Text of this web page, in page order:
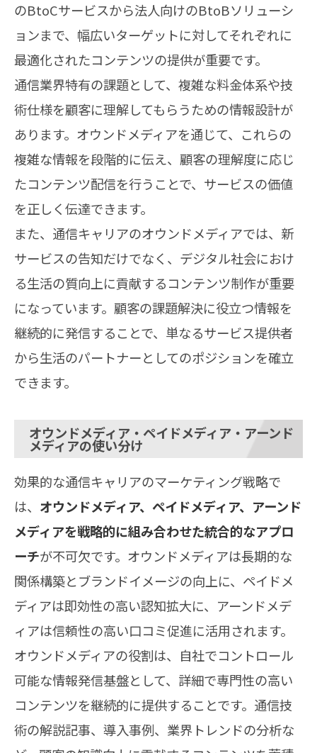
のBtoCサービスから法人向けのBtoBソリューシ
ョンまで、幅広いターゲットに対してそれぞれに
最適化されたコンテンツの提供が重要です。
通信業界特有の課題として、複雑な料金体系や技
術仕様を顧客に理解してもらうための情報設計が
あります。オウンドメディアを通じて、これらの
複雑な情報を段階的に伝え、顧客の理解度に応じ
たコンテンツ配信を行うことで、サービスの価値
を正しく伝達できます。
また、通信キャリアのオウンドメディアでは、新
サービスの告知だけでなく、デジタル社会におけ
る生活の質向上に貢献するコンテンツ制作が重要
になっています。顧客の課題解決に役立つ情報を
継続的に発信することで、単なるサービス提供者
から生活のパートナーとしてのポジションを確立
できます。
オウンドメディア・ペイドメディア・アーンド
メディアの使い分け
効果的な通信キャリアのマーケティング戦略で
は、 オウンドメディア、ペイドメディア、アーンド
メディアを戦略的に組み合わせた統合的なアプロ
ーチが不可欠です。オウンドメディアは長期的な
関係構築とブランドイメージの向上に、ペイドメ
ディアは即効性の高い認知拡大に、アーンドメデ
ィアは信頼性の高い口コミ促進に活用されます。
オウンドメディアの役割は、自社でコントロール
可能な情報発信基盤として、詳細で専門性の高い
コンテンツを継続的に提供することです。通信技
術の解説記事、導入事例、業界トレンドの分析な